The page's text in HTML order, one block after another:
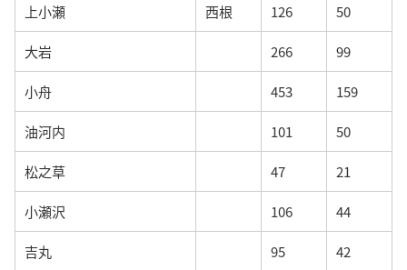
上小瀬 西根 126 50
大岩 266 99
小舟 453 159
油河内 101 50
松之草 47 21
小瀬沢 106 44
吉丸 95 42